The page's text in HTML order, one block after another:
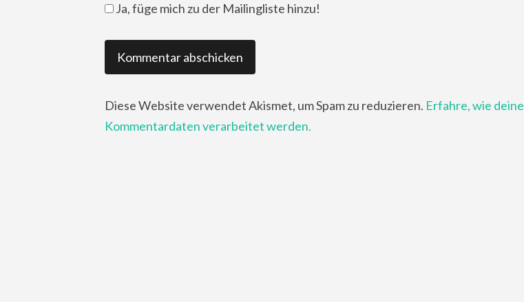
Ja, füge mich zu der Mailingliste hinzu!
Diese Website verwendet Akismet, um Spam zu reduzieren. Erfahre, wie deine
Kommentardaten verarbeitet werden.